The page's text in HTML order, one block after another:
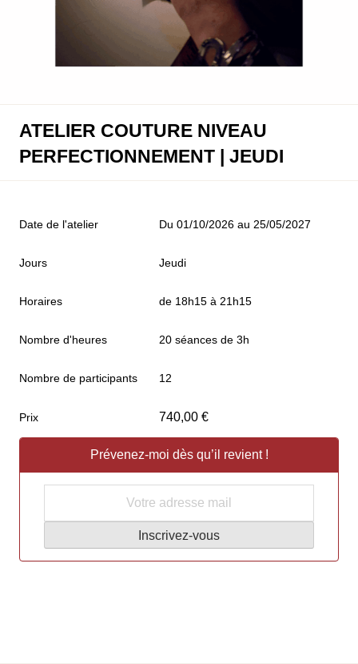
ATELIER COUTURE NIVEAU
PERFECTIONNEMENT | JEUDI
Date de l'atelier Du 01/10/2026 au 25/05/2027
Jours Jeudi
Horaires de 18h15 à 21h15
Nombre d'heures 20 séances de 3h
Nombre de participants 12
Prix 740,00 €
Prévenez-moi dès qu’il revient !